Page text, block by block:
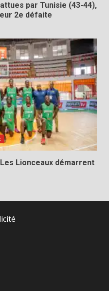
par Tunisie (43-44),
2e défaite
Lionceaux démarrent